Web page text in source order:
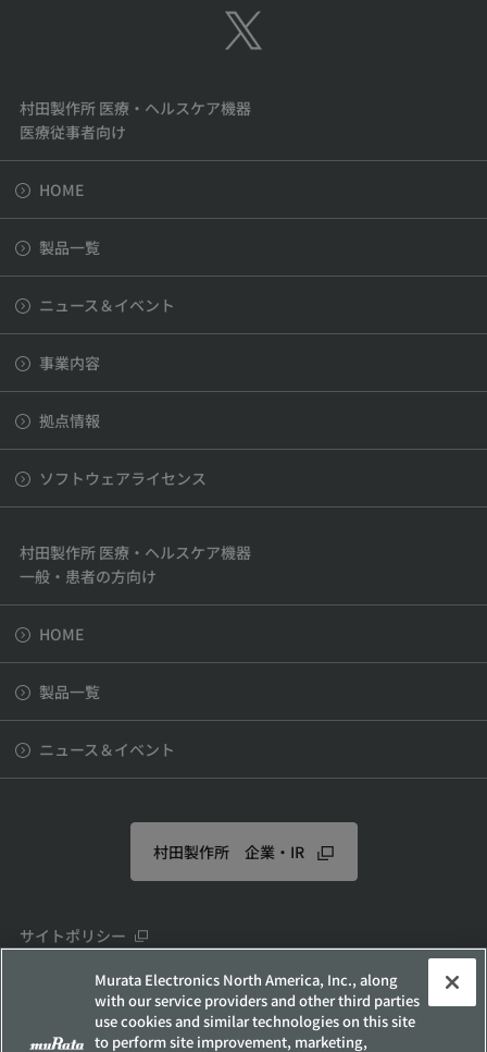
村田製作所 医療・ヘルスケア機器
医療従事者向け
HOME
製品一覧
ニュース＆イベント
事業内容
拠点情報
ソフトウェアライセンス
村田製作所 医療・ヘルスケア機器
一般・患者の方向け
HOME
製品一覧
ニュース＆イベント
村田製作所 企業・IR
サイトポリシー
ソーシャルメディアポリシー
個人情報保護方針
お客様の個人情報の取り扱いについて
Murata Electronics North America, Inc., along
with our service providers and other third parties
use cookies and similar technologies on this site
to perform site improvement, marketing,